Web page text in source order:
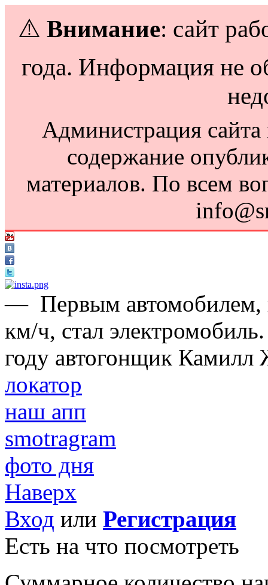
⚠️ Внимание: сайт
года. Информация не
Администрация сайта
содержание
материалов. По всем
— Первым
км/ч, стал
году автогонщик Камилл
локатор
наш апп
smotragram
фото дня
Наверх
Вход или Регистрация
Есть на что посмотреть